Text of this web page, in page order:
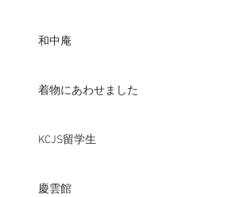
和中庵
着物にあわせました
KCJS留学生
慶雲館